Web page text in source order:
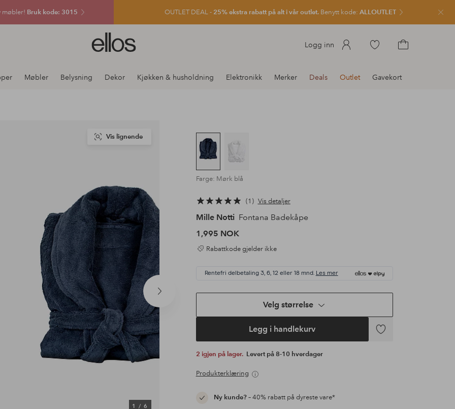
møbler! Bruk kode: 3015 OUTLET DEAL - 25% ekstra rabatt på alt i vår outlet. Benytt kode: ALLOUTLET Lukk
Ellos
logo
gå
Logg inn
Gå
produkterhandlekurven
Møbler Belysning Dekor Kjøkken & husholdning Elektronikk Merker Deals Outlet Gavekort
Neste
produkt
1/ 6
Vis lignende
Farge: Mørk blå
1 Vis detaljer
Mille Notti Fontana Badekåpe
1,995 NOK
Rabattkode gjelder ikke
Rentefri delbetaling 3, 6, 12 eller 18 mnd. Les mer
Velg størrelse
Legg i handlekurv
Legg
2 igjen på lager. Levert på 8-10 hverdager
Produkterklæring
Ny kunde?– 40% rabatt på dyreste vare*